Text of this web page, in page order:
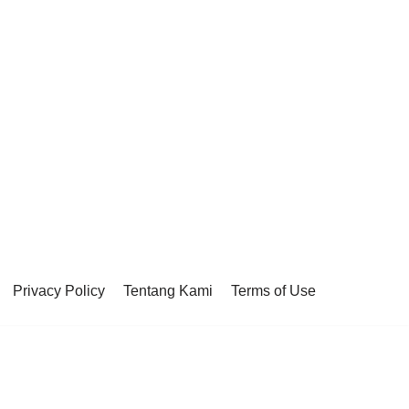
Privacy Policy Tentang Kami Terms of Use